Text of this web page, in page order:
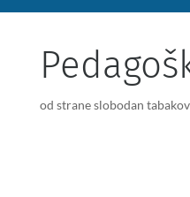
od straneslobodan